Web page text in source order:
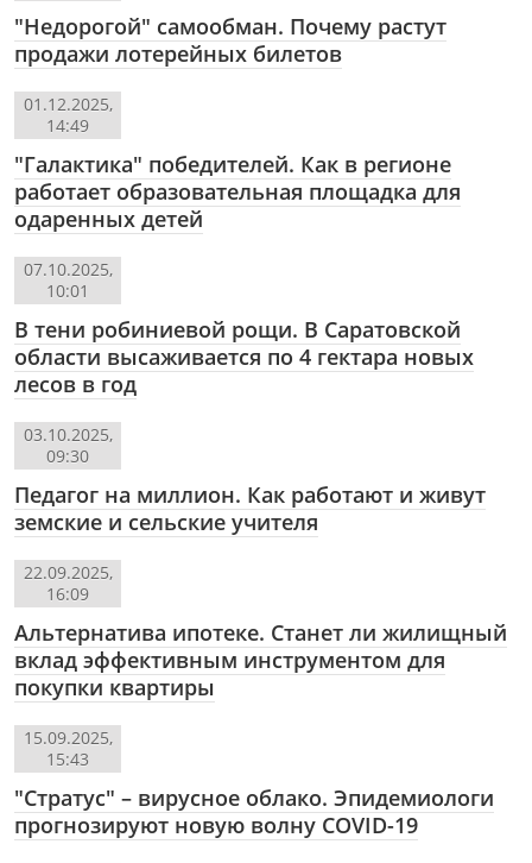
"Недорогой" самообман. Почему растут
продажи лотерейных билетов
01.12.2025,
14:49
"Галактика" победителей. Как в регионе
работает образовательная площадка для
одаренных детей
07.10.2025,
10:01
В тени робиниевой рощи. В Саратовской
области высаживается по 4 гектара новых
лесов в год
03.10.2025,
09:30
Педагог на миллион. Как работают и живут
земские и сельские учителя
22.09.2025,
16:09
Альтернатива ипотеке. Станет ли жилищный
вклад эффективным инструментом для
покупки квартиры
15.09.2025,
15:43
"Стратус" – вирусное облако. Эпидемиологи
прогнозируют новую волну COVID-19